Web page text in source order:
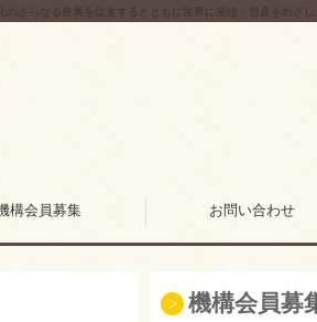
さらなる発展を促進するとともに世界に発信・普及をめざし
構会員募集 お問い合わせ
機構会員募